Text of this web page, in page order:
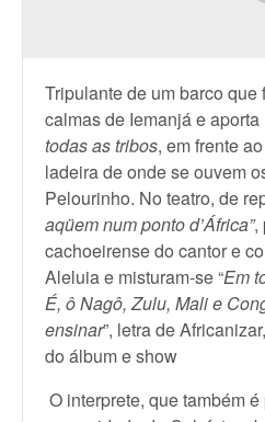
Tripulante de um barco
calmas de Iemanjá e
todas as tribos, em frente
ladeira de onde se ouvem
Pelourinho. No teatro, de
aqüem num ponto d’África”,
cachoeirense do cantor e
Aleluia e misturam-se “Em
É, ô Nagô, Zulu, Mali e
ensinar”, letra de
do álbum e show
O interprete, que também